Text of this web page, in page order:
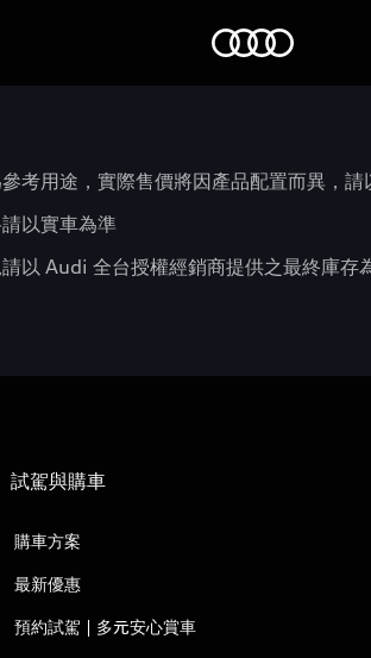
考用途，實際售價將因產品配置而異，
以實車為準
以 Audi 全台授權經銷商提供之最終庫存
試駕與購車
購車方案
最新優惠
預約試駕 | 多元安心賞車